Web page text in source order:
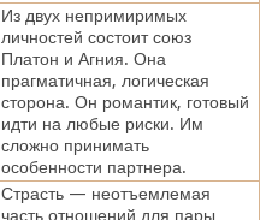
Из двух непримиримых
личностей состоит союз
Платон и Агния. Она
прагматичная, логическая
сторона. Он романтик, готовый
идти на любые риски. Им
сложно принимать
особенности партнера.
Страсть — неотъемлемая
часть отношений для пары